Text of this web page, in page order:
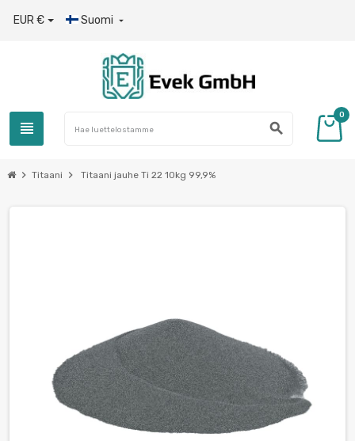
EUR € Suomi 
view_headline search
0
chevron_right Titaani chevron_right Titaani jauhe Ti 22 10kg 99,9%